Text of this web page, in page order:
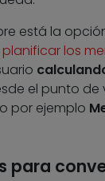
está la
los
el punto de
por ejemplo
para